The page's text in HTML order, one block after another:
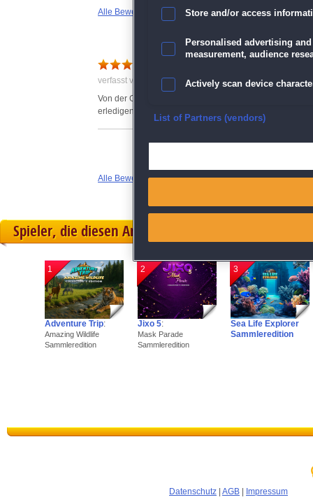
Alle Bewertungen anzeigen
verfasst von Claudia am 06.11.2019 um 14:22
Von der Geschichte her recht gut gemacht. Spannung
erledigen.
Alle Bewertungen anzeigen
Spieler, die diesen Artikel gekauft haben, spielten
1
Adventure Trip:
Amazing Wildlife
Sammleredition
2
Jixo 5:
Mask Parade
Sammleredition
3
Sea Life Explorer
Sammleredition
Datenschutz AGB Impressum
Store and/or access
Personalised advertising
measurement, audience
Actively scan device
Ensure security, prevent
Save and communicate
List of Partners (vendors)